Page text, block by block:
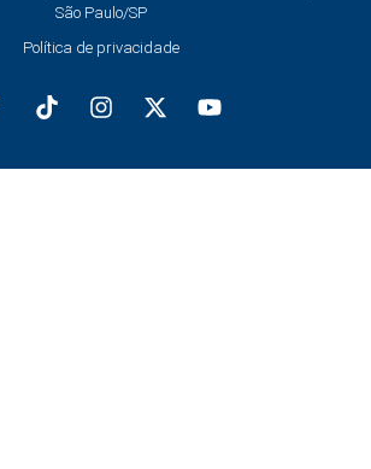
São Paulo/SP
Política de privacidade